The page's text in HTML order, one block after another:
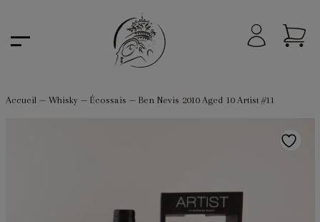
Accueil— Whisky— Écossais — Ben Nevis 2010 Aged 10 Artist #11